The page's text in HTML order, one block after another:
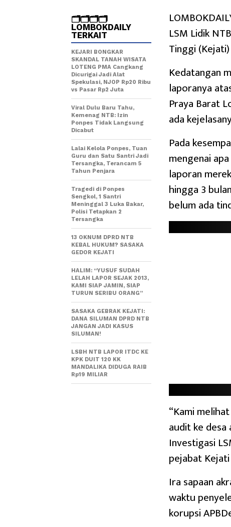
LSM Lidik
Tinggi
Kedatangan
laporanya
Praya Barat
ada
Pada
mengenai
laporan
hingga 3
belum ada
“Kami
audit ke
Investigasi
pejabat
Ira sapaan
waktu
korupsi
🗂️🗂️🗂️🗂️
LOMBOKDAILY
TERKAIT
KEJARI BONGKAR
SKANDAL TANAH WISATA
LOTENG PMA Cangkang
Dicurigai Jadi Alat
Spekulasi, NJOP Rp20 Ribu
vs Pasar Rp2 Juta
Viral Dulu Baru Tahu,
Kemenag NTB: Izin
Ponpes Tidak Langsung
Dicabut
Lalai Kelola Ponpes, Tuan
Guru dan Satu Santri Jadi
Tersangka, Terancam 5
Tahun Penjara
Tragedi di Ponpes
Sengkol, 1 Santri
Meninggal 3 Luka Bakar,
Polisi Tetapkan 2
Tersangka
13 OKNUM DPRD NTB
KEBAL HUKUM? SASAKA
GEDOR KEJATI
HALIM: “YUSUF SUDAH
LELAH LAPOR SEJAK 2013,
KAMI SIAP JAMIN, SIAP
TURUN SERIBU ORANG”
SASAKA GEBRAK KEJATI:
DANA SILUMAN DPRD NTB
JANGAN JADI KASUS
SILUMAN!
LSBH NTB LAPOR ITDC KE
KPK DUIT 120 KK
MANDALIKA DIDUGA RAIB
Rp19 MILIAR